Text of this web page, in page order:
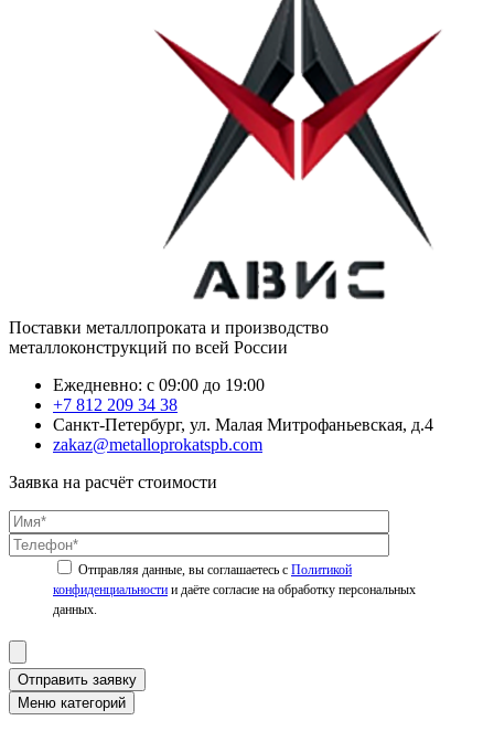
Поставки металлопроката и производство
металлоконструкций по всей России
Ежедневно: с 09:00 до 19:00
+7 812 209 34 38
Санкт-Петербург, ул. Малая Митрофаньевская, д.4
zakaz@metalloprokatspb.com
Заявка на расчёт стоимости
Политикой
конфиденциальности
Отправить заявку
Меню категорий